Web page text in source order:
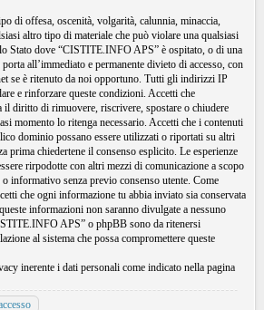
di offesa, oscenità, volgarità, calunnia, minaccia,
altro tipo di materiale che può violare una qualsiasi
Stato dove “CISTITE.INFO APS” è ospitato, o di una
all’immediato e permanente divieto di accesso, con
se è ritenuto da noi opportuno. Tutti gli indirizzi IP
e rinforzare queste condizioni. Accetti che
diritto di rimuovere, riscrivere, spostare o chiudere
momento lo ritenga necessario. Accetti che i contenuti
dominio possano essere utilizzati o riportati su altri
prima chiedertene il consenso esplicito. Le esperienze
rirpodotte con altri mezzi di comunicazione a scopo
informativo senza previo consenso utente. Come
che ogni informazione tu abbia inviato sia conservata
informazioni non saranno divulgate a nessuno
APS” o phpBB sono da ritenersi
al sistema che possa compromettere queste
inerente i dati personali come indicato nella pagina